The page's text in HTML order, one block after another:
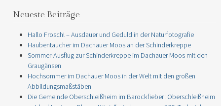
Neueste Beiträge
Hallo Frosch! – Ausdauer und Geduld in der Naturfotografie
Haubentaucher im Dachauer Moos an der Schinderkreppe
Sommer-Ausflug zur Schinderkreppe im Dachauer Moos mit den
Graugänsen
Hochsommer im Dachauer Moos in der Welt mit den großen
Abbildungsmaßstäben
Die Gemeinde Oberschleißheim im Barockfieber: Oberschleißheim